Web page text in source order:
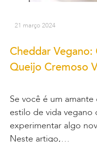
21 março 2024
Cheddar
Queijo Cremoso
Se você é um
estilo de vida vegano
experimentar algo
Neste artigo,…